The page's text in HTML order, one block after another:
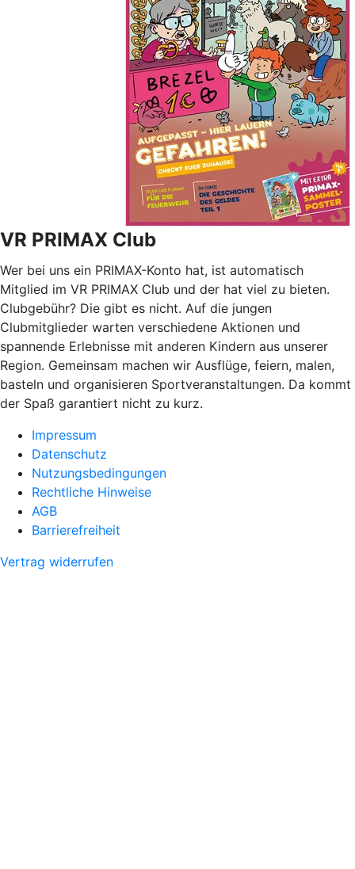
VR PRIMAX Club
Wer bei uns ein PRIMAX-Konto hat, ist automatisch
Mitglied im VR PRIMAX Club und der hat viel zu bieten.
Clubgebühr? Die gibt es nicht. Auf die jungen
Clubmitglieder warten verschiedene Aktionen und
spannende Erlebnisse mit anderen Kindern aus unserer
Region. Gemeinsam machen wir Ausflüge, feiern, malen,
basteln und organisieren Sportveranstaltungen. Da kommt
der Spaß garantiert nicht zu kurz.
Impressum
Datenschutz
Nutzungsbedingungen
Rechtliche Hinweise
AGB
Barrierefreiheit
Vertrag widerrufen